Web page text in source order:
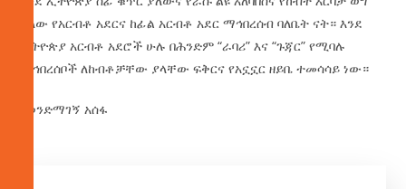
ያለው የአርብቶ አደርና ከፊል አርብቶ አደር ማኅበረሰብ ባለቤት ናት። እንደ
ኢትዮጵያ አርብቶ አደሮች ሁሉ በሕንድም “ራባሪ” እና “ጉጃር” የሚባሉ
ማኅበረሰቦች ለከብቶቻቸው ያላቸው ፍቅርና የአኗኗር ዘይቤ ተመሳሳይ ነው።
በወንድማገኝ አሰፋ